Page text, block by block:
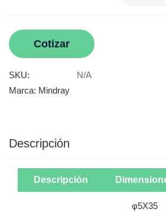
Cotizar
SKU:
N/A
Marca: Mindray
Descripción
Descripción
φ5X35